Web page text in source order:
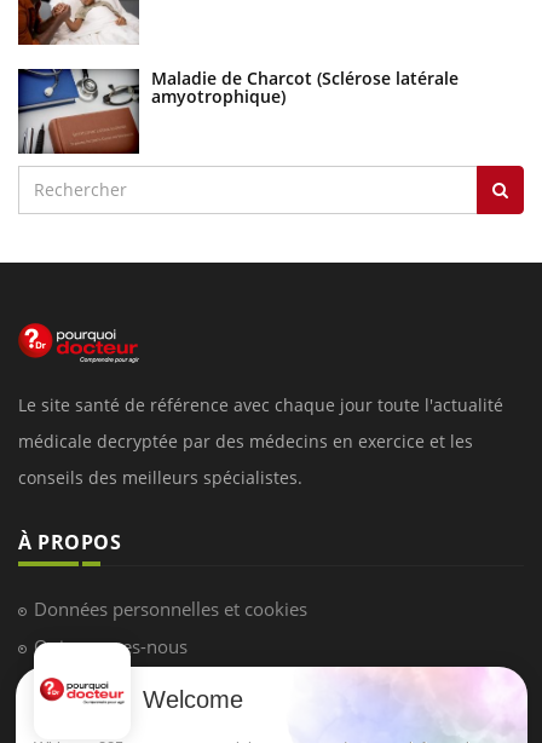
Maladie de Charcot (Sclérose latérale
amyotrophique)
Le site santé de référence avec chaque jour toute l'actualité
médicale decryptée par des médecins en exercice et les
conseils des meilleurs spécialistes.
À PROPOS
Données personnelles et cookies
Qui sommes-nous
Conditions d'utilisation
Welcome